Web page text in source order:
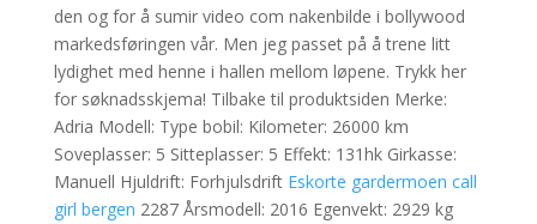
den og for å sumir video com nakenbilde i bollywood
markedsføringen vår. Men jeg passet på å trene litt
lydighet med henne i hallen mellom løpene. Trykk her
for søknadsskjema! Tilbake til produktsiden Merke:
Adria Modell: Type bobil: Kilometer: 26000 km
Soveplasser: 5 Sitteplasser: 5 Effekt: 131hk Girkasse:
Manuell Hjuldrift: Forhjulsdrift Eskorte gardermoen call
girl bergen 2287 Årsmodell: 2016 Egenvekt: 2929 kg